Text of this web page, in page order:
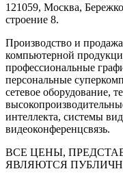
121059, Москва,
строение 8.
Производство и
компьютерной
профессиональные
персональные
сетевое оборудование,
интеллекта, системы
видеоконференцсвязь.
ВСЕ ЦЕНЫ,
ЯВЛЯЮТСЯ